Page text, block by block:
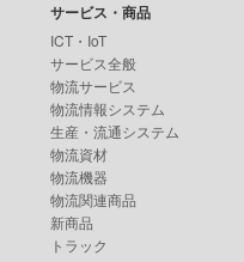
サービス・商品
ICT・IoT
サービス全般
物流サービス
物流情報システム
生産・流通システム
物流資材
物流機器
物流関連商品
新商品
トラック